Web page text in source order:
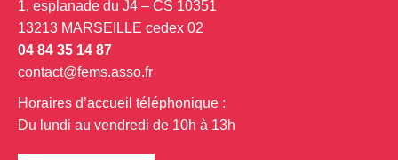
1, esplanade du J4 – CS 10351
13213 MARSEILLE cedex 02
04 84 35 14 87
contact@fems.asso.fr
Horaires d’accueil téléphonique :
Du lundi au vendredi de 10h à 13h